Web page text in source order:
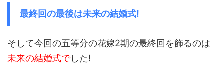
最終回の最後は未来の結婚式!
そして今回の五等分の花嫁2期の最終回を飾るのは
未来の結婚式でした!